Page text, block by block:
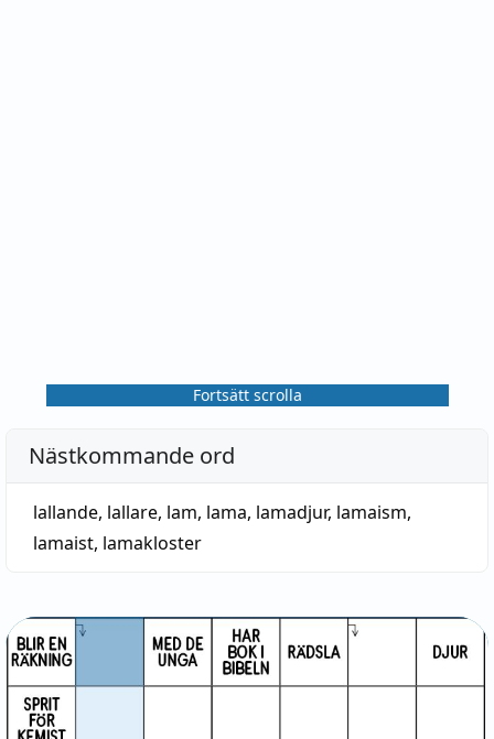
Fortsätt scrolla
Nästkommande ord
lallande, lallare, lam, lama, lamadjur, lamaism,
lamaist, lamakloster